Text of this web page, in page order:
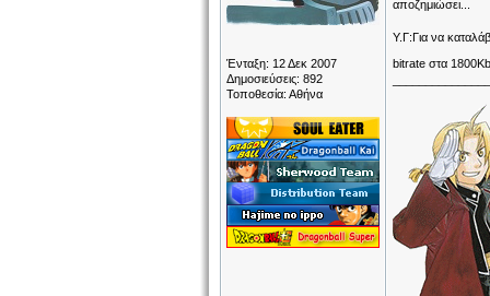
Ένταξη: 12 Δεκ 2007
Δημοσιεύσεις: 892
Τοποθεσία: Αθήνα
αποζημιώσει...
Υ.Γ:Για να
bitrate στα